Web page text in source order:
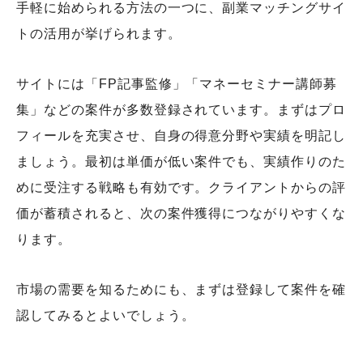
手軽に始められる方法の一つに、副業マッチングサイ
トの活用が挙げられます。
サイトには「FP記事監修」「マネーセミナー講師募
集」などの案件が多数登録されています。まずはプロ
フィールを充実させ、自身の得意分野や実績を明記し
ましょう。最初は単価が低い案件でも、実績作りのた
めに受注する戦略も有効です。クライアントからの評
価が蓄積されると、次の案件獲得につながりやすくな
ります。
市場の需要を知るためにも、まずは登録して案件を確
認してみるとよいでしょう。